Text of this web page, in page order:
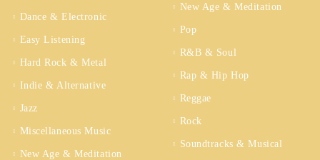
Dance & Electronic
Easy Listening
Hard Rock & Metal
Indie & Alternative
Jazz
Miscellaneous Music
New Age & Meditation
New Age & Meditation
Pop
R&B & Soul
Rap & Hip Hop
Reggae
Rock
Soundtracks & Musical